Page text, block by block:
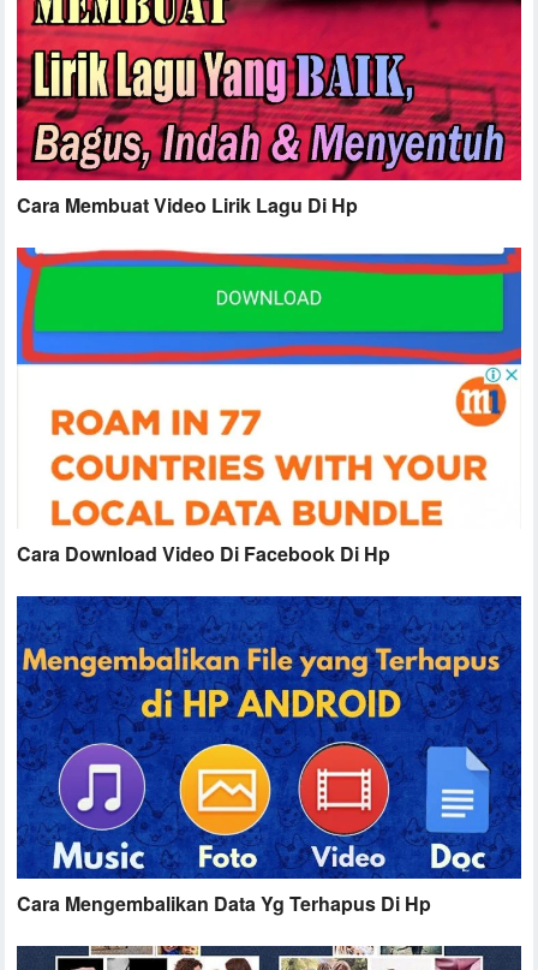
Cara Membuat Video Lirik Lagu Di Hp
Cara Download Video Di Facebook Di Hp
Cara Mengembalikan Data Yg Terhapus Di Hp